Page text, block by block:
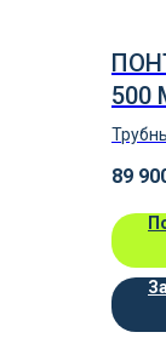
500
мм, 3м
89